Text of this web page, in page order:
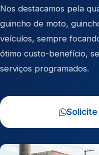
Nos destacamos pela
guincho de moto,
veículos, sempre
ótimo custo-benefício,
serviços programados.